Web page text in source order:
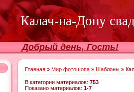
Калач-на-Дону
Добрый день, Гость!
Главная » Мир фотошопа » Шаблоны »
В категории материалов: 753
Показано материалов: 1-7